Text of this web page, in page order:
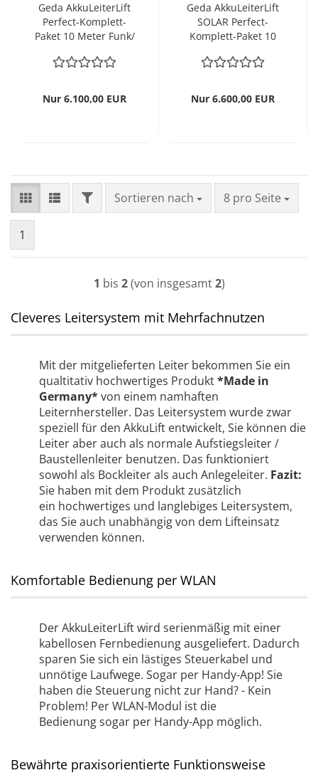
Geda AkkuLeiterLift
Perfect-Komplett-
Paket 10 Meter Funk/
Nur 6.100,00 EUR
Geda AkkuLeiterLift
SOLAR Perfect-
Komplett-Paket 10
Nur 6.600,00 EUR
FILTERSortieren nach
Sortieren nach 8 pro Seite
pro Seite
1
1 bis 2(von insgesamt2)
Cleveres Leitersystem mit Mehrfachnutzen
Mit der mitgelieferten Leiter bekommen Sie ein
qualtitativ hochwertiges Produkt*Made in
Germany*von einem namhaften
Leiternhersteller. Das Leitersystem wurde zwar
speziell für den AkkuLift entwickelt, Sie können die
Leiter aber auch als normale Aufstiegsleiter /
Baustellenleiter benutzen. Das funktioniert
sowohl als Bockleiter als auch Anlegeleiter. Fazit:
Sie haben mit dem Produkt zusätzlich
ein hochwertiges und langlebiges Leitersystem,
das Sie auch unabhängig von dem Lifteinsatz
verwenden können.
Komfortable Bedienung per WLAN
Der AkkuLeiterLift wird serienmäßig mit einer
kabellosen Fernbedienung ausgeliefert. Dadurch
sparen Sie sich ein lästiges Steuerkabel und
unnötige Laufwege. Sogar per Handy-App! Sie
haben die Steuerung nicht zur Hand? - Kein
Problem! Per WLAN-Modul ist die
Bedienung sogar per Handy-App möglich.
Bewährte praxisorientierte Funktionsweise